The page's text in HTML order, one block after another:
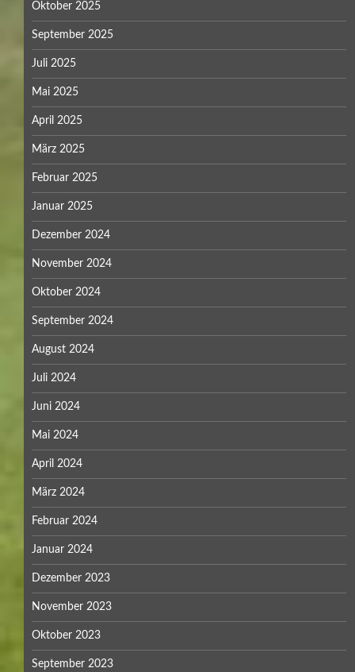
Oktober 2025
September 2025
Juli 2025
Mai 2025
April 2025
März 2025
Februar 2025
Januar 2025
Dezember 2024
November 2024
Oktober 2024
September 2024
August 2024
Juli 2024
Juni 2024
Mai 2024
April 2024
März 2024
Februar 2024
Januar 2024
Dezember 2023
November 2023
Oktober 2023
September 2023